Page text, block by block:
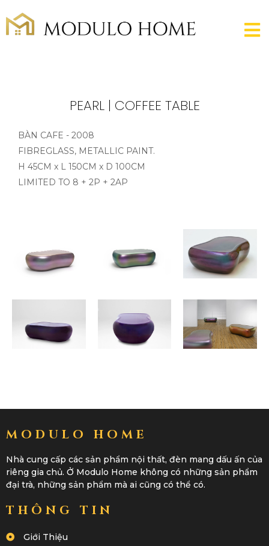
PEARL | COFFEE TABLE
BÀN CAFE - 2008
FIBREGLASS, METALLIC PAINT.
H 45CM x L 150CM x D 100CM
LIMITED TO 8 + 2P + 2AP
MODULO HOME
Nhà cung cấp các sản phẩm nội thất, đèn mang dấu ấn của
riêng gia chủ. Ở Modulo Home không có những sản phẩm
đại trà, những sản phẩm mà ai cũng có thể có.
THÔNG TIN
Giới Thiệu